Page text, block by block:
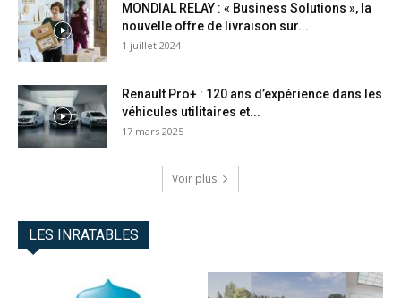
MONDIAL RELAY : « Business Solutions », la
nouvelle offre de livraison sur...
1 juillet 2024
Renault Pro+ : 120 ans d’expérience dans les
véhicules utilitaires et...
17 mars 2025
Voir plus
LES INRATABLES